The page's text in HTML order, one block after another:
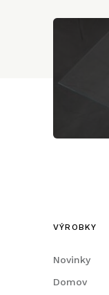
VÝROBKY
Novinky
Domov